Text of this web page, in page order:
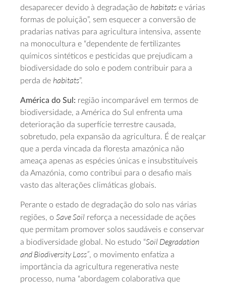
desaparecer devido à degradação de habitats e várias
formas de poluição”, sem esquecer a conversão de
pradarias nativas para agricultura intensiva, assente
na monocultura e “dependente de fertilizantes
químicos sintéticos e pesticidas que prejudicam a
biodiversidade do solo e podem contribuir para a
perda de habitats”.
América do Sul: região incomparável em termos de
biodiversidade, a América do Sul enfrenta uma
deterioração da superfície terrestre causada,
sobretudo, pela expansão da agricultura. É de realçar
que a perda vincada da floresta amazónica não
ameaça apenas as espécies únicas e insubstituíveis
da Amazónia, como contribui para o desafio mais
vasto das alterações climáticas globais.
Perante o estado de degradação do solo nas várias
regiões, o Save Soil reforça a necessidade de ações
que permitam promover solos saudáveis e conservar
a biodiversidade global. No estudo “Soil Degradation
and Biodiversity Loss”, o movimento enfatiza a
importância da agricultura regenerativa neste
processo, numa “abordagem colaborativa que